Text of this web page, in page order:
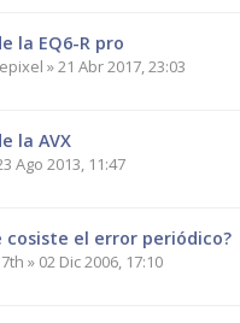
la EQ6-R pro
» 21 Abr 2017, 23:03
la AVX
Ago 2013, 11:47
cosiste el error periódico?
» 02 Dic 2006, 17:10